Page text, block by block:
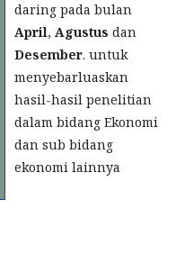
daring pada bulan
April, Agustus dan
Desember. untuk
menyebarluaskan
hasil-hasil penelitian
dalam bidang Ekonomi
dan sub bidang
ekonomi lainnya